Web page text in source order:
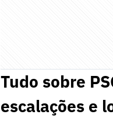
Tudo sobre
escalações e